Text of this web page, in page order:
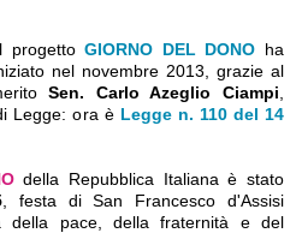
progettoGIORNO DEL DONO ha
nel novembre 2013, grazie al
Sen. Carlo Azeglio Ciampi
Legge: ora è Legge n. 110 del 14
della Repubblica Italiana è stato
, festa di San Francesco d'Assisi
della pace, della fraternità e del